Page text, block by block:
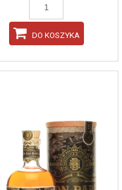
DO KOSZYKA